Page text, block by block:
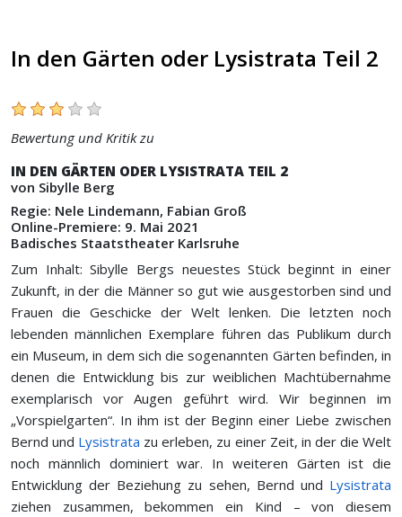
In den Gärten oder Lysistrata Teil 2
Bewertung und Kritik zu
IN DEN GÄRTEN ODER LYSISTRATA TEIL 2
von Sibylle Berg
Regie: Nele Lindemann, Fabian Groß
Online-Premiere: 9. Mai 2021
Badisches Staatstheater Karlsruhe
Zum Inhalt: Sibylle Bergs neuestes Stück beginnt in einer
Zukunft, in der die Männer so gut wie ausgestorben sind und
Frauen die Geschicke der Welt lenken. Die letzten noch
lebenden männlichen Exemplare führen das Publikum durch
ein Museum, in dem sich die sogenannten Gärten befinden, in
denen die Entwicklung bis zur weiblichen Machtübernahme
exemplarisch vor Augen geführt wird. Wir beginnen im
„Vorspielgarten“. In ihm ist der Beginn einer Liebe zwischen
Bernd und Lysistrata zu erleben, zu einer Zeit, in der die Welt
noch männlich dominiert war. In weiteren Gärten ist die
Entwicklung der Beziehung zu sehen, Bernd und Lysistrata
ziehen zusammen, bekommen ein Kind – von diesem